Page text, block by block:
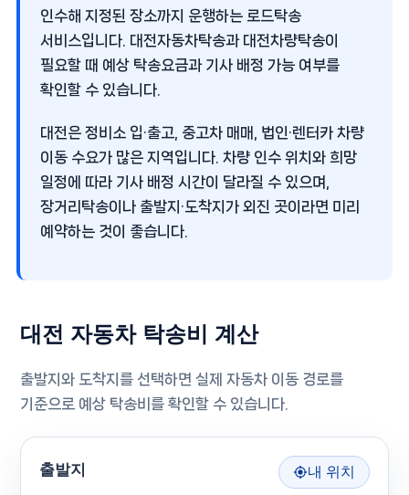
인수해 지정된 장소까지 운행하는 로드탁송
서비스입니다. 대전자동차탁송과 대전차량탁송이
필요할 때 예상 탁송요금과 기사 배정 가능 여부를
확인할 수 있습니다.
대전은 정비소 입·출고, 중고차 매매, 법인·렌터카 차량
이동 수요가 많은 지역입니다. 차량 인수 위치와 희망
일정에 따라 기사 배정 시간이 달라질 수 있으며,
장거리탁송이나 출발지·도착지가 외진 곳이라면 미리
예약하는 것이 좋습니다.
대전 자동차 탁송비 계산
출발지와 도착지를 선택하면 실제 자동차 이동 경로를
기준으로 예상 탁송비를 확인할 수 있습니다.
출발지 내 위치